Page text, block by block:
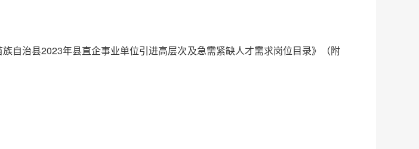
自治县2023年县直企事业单位引进高层次及急需紧缺人才需求岗位目录》（附